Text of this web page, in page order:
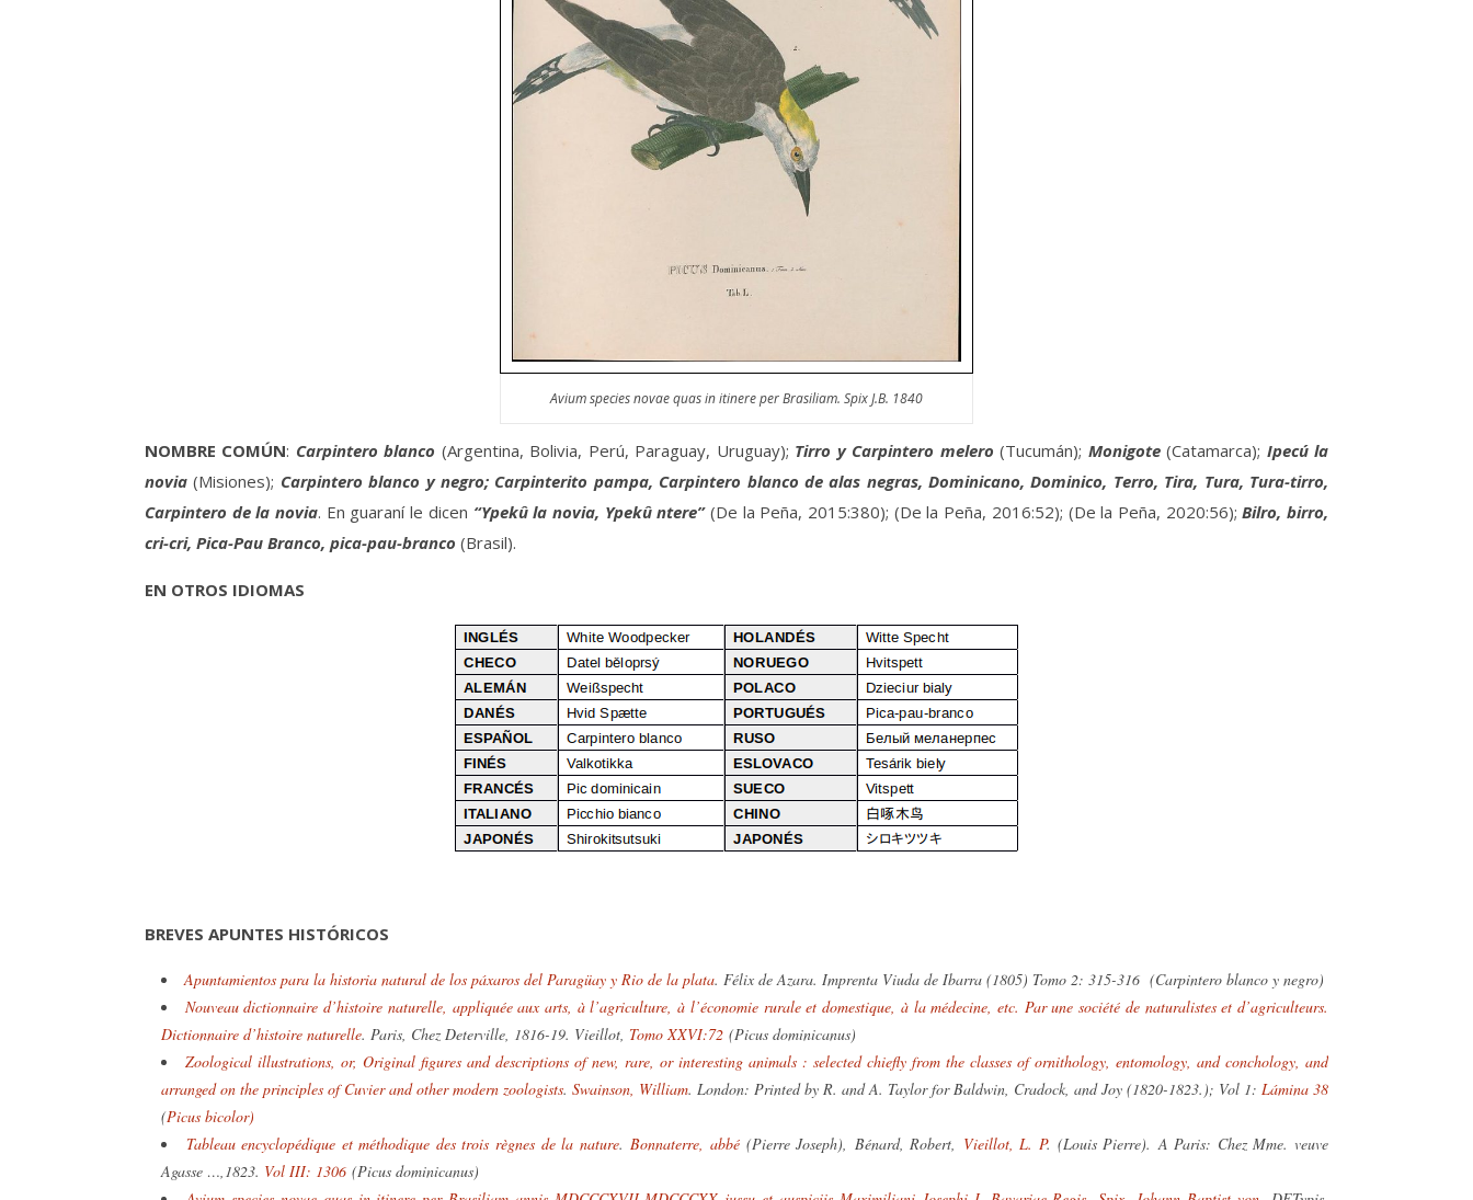
Avium species novae quas in itinere per Brasiliam. Spix J.B. 1840
NOMBRE COMÚN: Carpintero blanco (Argentina, Bolivia, Perú, Paraguay, Uruguay); Tirro y Carpintero melero (Tucumán); Monigote(Catamarca); Ipecú la
novia (Misiones); Carpintero blanco y negro; Carpinterito pampa, Carpintero blanco de alas negras, Dominicano, Dominico, Terro, Tira, Tura, Tura-tirro,
Carpintero de la novia. En guaraní le dicen “Ypekû la novia, Ypekû ntere”(De la Peña, 2015:380); (De la Peña, 2016:52); (De la Peña, 2020:56);Bilro, birro,
cri-cri, Pica-Pau Branco, pica-pau-branco (Brasil).
EN OTROS IDIOMAS
BREVES APUNTES HISTÓRICOS
Apuntamientos para la historia natural de los páxaros del Paragüay y Rio de la plata. Félix de Azara. Imprenta Viuda de Ibarra (1805) Tomo 2: 315-316 (Carpintero blanco y negro)
Nouveau dictionnaire d’histoire naturelle, appliquée aux arts, à l’agriculture, à l’économie rurale et domestique, à la médecine, etc. Par une société de naturalistes et d’agriculteurs.
Dictionnaire d’histoire naturelle. Paris, Chez Deterville, 1816-19. Vieillot, Tomo XXVI:72 (Picus dominicanus)
Zoological illustrations, or, Original figures and descriptions of new, rare, or interesting animals : selected chiefly from the classes of ornithology, entomology, and conchology, and
arranged on the principles of Cuvier and other modern zoologists. Swainson, William. London: Printed by R. and A. Taylor for Baldwin, Cradock, and Joy (1820-1823.); Vol 1: Lámina 38
(Picus bicolor)
Tableau encyclopédique et méthodique des trois règnes de la nature. Bonnaterre, abbé(Pierre Joseph), Bénard, Robert, Vieillot, L. P. (Louis Pierre). A Paris: Chez Mme. veuve
Agasse …,1823. Vol III: 1306 (Picus dominicanus)